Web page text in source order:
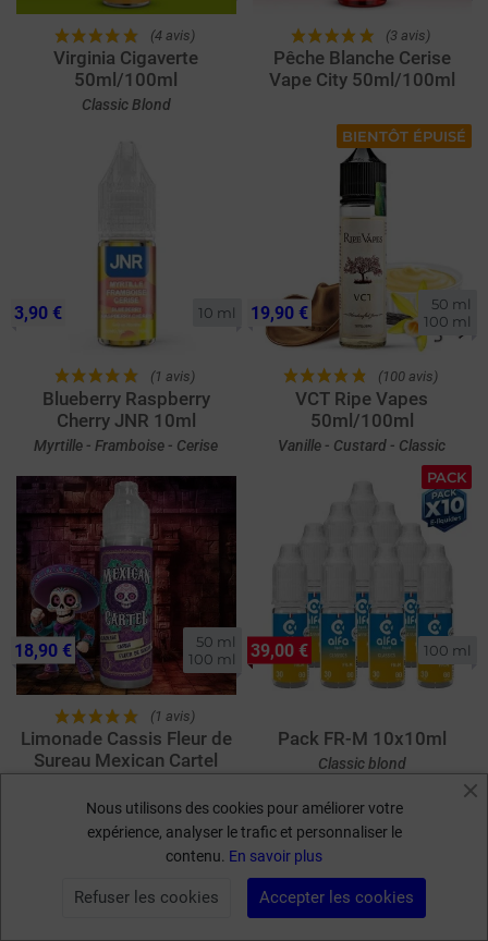
FILTRER PAR
(4 avis)
Virginia Cigaverte
50ml/100ml
Classic Blond
(3 avis)
Pêche Blanche Cerise
Vape City 50ml/100ml
10 ml
(1 avis)
Blueberry Raspberry
Cherry JNR 10ml
Myrtille - Framboise - Cerise
3,90 €
BIENTÔT ÉPUISÉ
50 ml
100 ml
(100 avis)
VCT Ripe Vapes
50ml/100ml
Vanille - Custard - Classic
19,90 €
50 ml
100 ml
(1 avis)
Limonade Cassis Fleur de
Sureau Mexican Cartel
18,90 €
PACK
100 ml
Pack FR-M 10x10ml
Classic blond
39,00 €
1 2 3 … 27 keyboard_arrow_rightSuivant
Questions fréquentes sur les e-
Nous utilisons des cookies pour améliorer votre
expérience, analyser le trafic et personnaliser le
contenu. En savoir plus
Accepter les cookies
Refuser les cookies